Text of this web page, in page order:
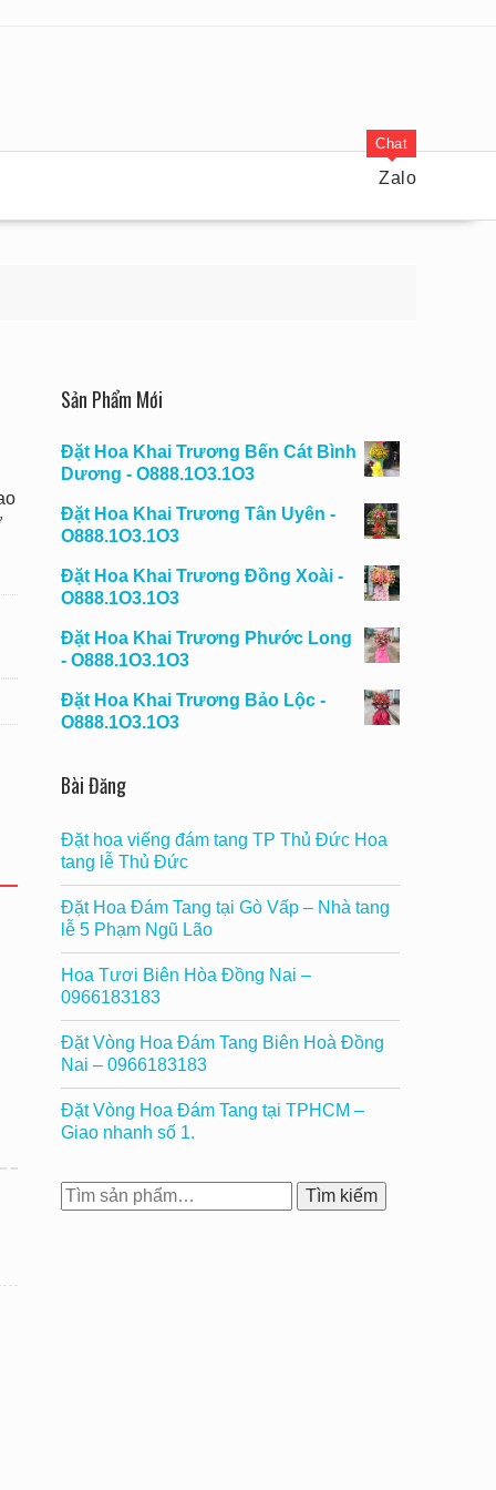
Chat
Zalo
Sản Phẩm Mới
Đặt Hoa Khai Trương Bến Cát Bình
Dương - O888.1O3.1O3
Đặt Hoa Khai Trương Tân Uyên -
O888.1O3.1O3
Đặt Hoa Khai Trương Đồng Xoài -
O888.1O3.1O3
Đặt Hoa Khai Trương Phước Long
- O888.1O3.1O3
Đặt Hoa Khai Trương Bảo Lộc -
O888.1O3.1O3
Bài Đăng
Đặt hoa viếng đám tang TP Thủ Đức Hoa
tang lễ Thủ Đức
Đặt Hoa Đám Tang tại Gò Vấp – Nhà tang
lễ 5 Phạm Ngũ Lão
Hoa Tươi Biên Hòa Đồng Nai –
0966183183
Đặt Vòng Hoa Đám Tang Biên Hoà Đồng
Nai – 0966183183
Đặt Vòng Hoa Đám Tang tại TPHCM –
Giao nhanh số 1.
Tìm
kiếm:
Tìm kiếm